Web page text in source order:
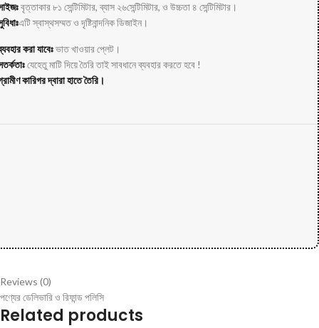
বৃত্তাকার ৮১ সেন্টিমিটার, ব্যাস ২৬সেন্টিমিটার, ও উচ্চতা ৪ সেন্টিমিটার।
এটি স্বাস্থসম্মত ও দৃষ্টিনান্দনিক ডিজাইন।
করা যাবেঃভাত খাওয়ার প্লেট।
যেহেতু মাটি দিয়ে তৈরি তাই সাবধানে ব্যবহার করতে হবে !
কারিগর দ্বারা হাতে তৈরি।
Reviews (0)
পণ্যের ডেলিভারি ও রিফান্ড পলিসি
Related products